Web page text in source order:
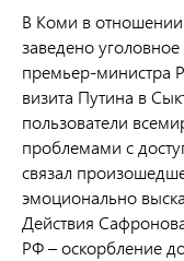
В Коми в
заведено
премьер-министра
визита Путина в
пользователи
проблемами с
связал
эмоционально
Действия
РФ – оскорбление